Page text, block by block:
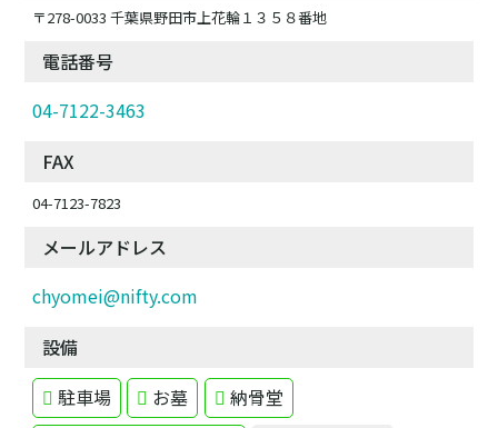
〒278-0033 千葉県野田市上花輪１３５８番地
電話番号
04-7122-3463
FAX
04-7123-7823
メールアドレス
chyomei@nifty.com
設備
駐車場
お墓
納骨堂